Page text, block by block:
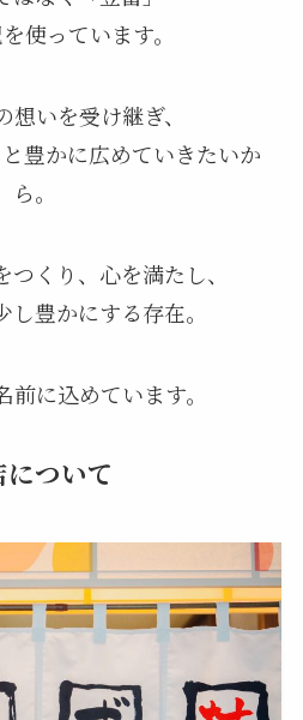
使っています。
想いを受け継ぎ、
豊かに広めていきたいか
ら。
くり、心を満たし、
し豊かにする存在。
前に込めています。
ついて